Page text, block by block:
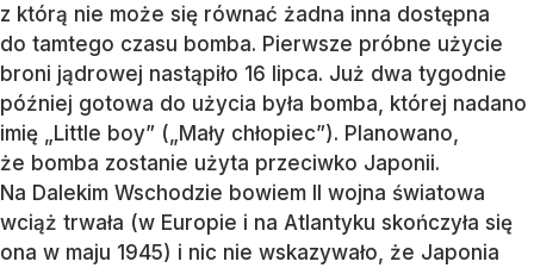
z którą nie może się równać żadna inna dostępna
do tamtego czasu bomba. Pierwsze próbne użycie
broni jądrowej nastąpiło 16 lipca. Już dwa tygodnie
później gotowa do użycia była bomba, której nadano
imię „Little boy” („Mały chłopiec”). Planowano,
że bomba zostanie użyta przeciwko Japonii.
Na Dalekim Wschodzie bowiem II wojna światowa
wciąż trwała (w Europie i na Atlantyku skończyła się
ona w maju 1945) i nic nie wskazywało, że Japonia